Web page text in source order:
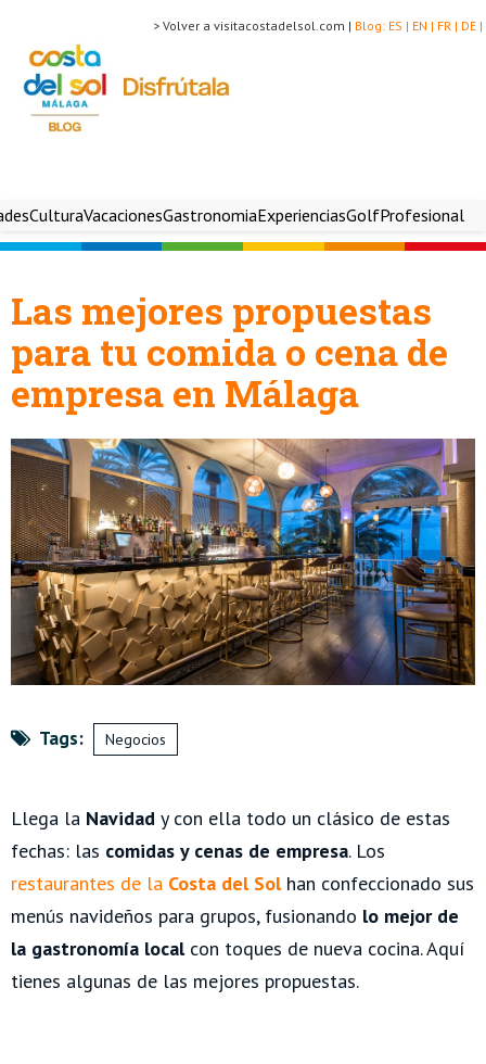
DE |
FR |
EN |
ES |
Blog:
> Volver a visitacostadelsol.com |
CulturaVacacionesGastronomiaExperienciasGolfProfesional
Las mejores propuestas
para tu comida o cena de
empresa en Málaga
Tags: Negocios
Llega la Navidad y con ella todo un clásico de estas
fechas: las comidas y cenas de empresa. Los
restaurantes de la Costa del Solhan confeccionado sus
menús navideños para grupos, fusionando lo mejor de
la gastronomía localcon toques de nueva cocina.Aquí
tienes algunas de las mejores propuestas.